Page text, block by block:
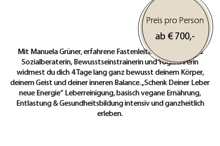
Preis pro Person
ab € 700,-
Mit Manuela Grüner, erfahrene Fastenleiterin, Lebens- und
Sozialberaterin, Bewusstseinstrainerin und Yogalehrerin
widmest du dich 4 Tage lang ganz bewusst deinem Körper,
deinem Geist und deiner inneren Balance. „Schenk Deiner Leber
neue Energie“ Leberreinigung, basisch vegane Ernährung,
Entlastung & Gesundheitsbildung intensiv und ganzheitlich
erleben.